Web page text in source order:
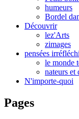
humeurs
Bordel
Découvrir
lez'Arts
zimages
pensées
le monde
nateurs et
N'importe-quoi
Pages